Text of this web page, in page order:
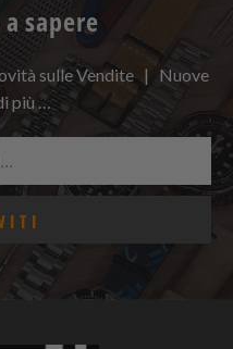
sapere
sulle Vendite | Nuove
più …